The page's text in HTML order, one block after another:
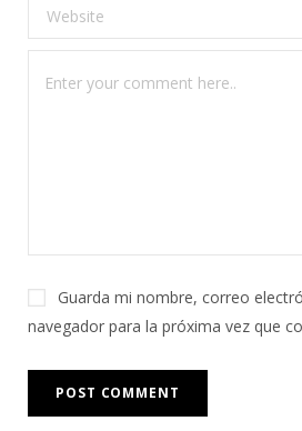
Guarda mi nombre, correo
navegador para la próxima vez que